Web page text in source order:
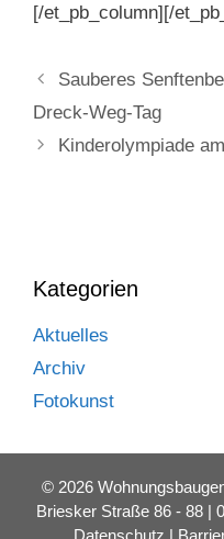
[/et_pb_column][/
Sauberes
Dreck-Weg-Tag
Kinderolympiade
Kategorien
Aktuelles
Archiv
Fotokunst
© 2026
Briesker Straße 86 - 88 |
Datenschutz |